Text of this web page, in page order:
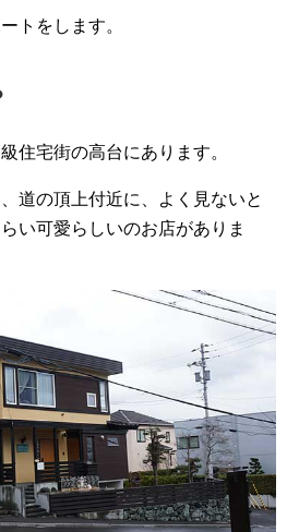
トをします。
住宅街の高台にあります。
道の頂上付近に、よく見ないと
い可愛らしいのお店がありま